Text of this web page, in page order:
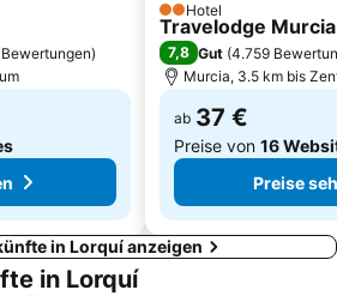
)
2 Sterne
Hotel
Travelodge Murcia
7,8 Gut (4.759
Murcia, 3.5 km bis
ab 37 €
Preise von 16
Preise
in Lorquí anzeigen
in Lorquí